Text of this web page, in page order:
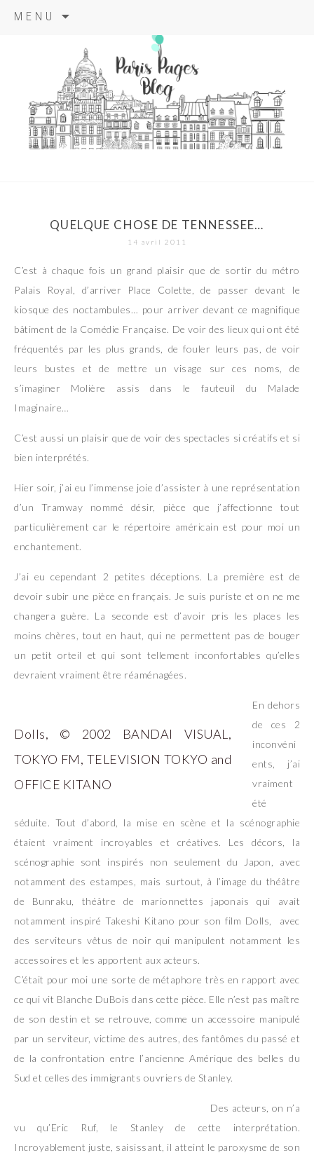
MENU
principal
paris pages
blog
QUELQUE CHOSE DE TENNESSEE…
14 avril 2011
C’est à chaque fois un grand plaisir que de sortir du métro
Palais Royal, d’arriver Place Colette, de passer devant le
kiosque des noctambules… pour arriver devant ce magnifique
bâtiment de la Comédie Française. De voir des lieux qui ont été
fréquentés par les plus grands, de fouler leurs pas, de voir
leurs bustes et de mettre un visage sur ces noms, de
s’imaginer Molière assis dans le fauteuil du Malade
Imaginaire…
C’est aussi un plaisir que de voir des spectacles si créatifs et si
bien interprétés.
Hier soir, j’ai eu l’immense joie d’assister à une représentation
d’un Tramway nommé désir, pièce que j’affectionne tout
particulièrement car le répertoire américain est pour moi un
enchantement.
J’ai eu cependant 2 petites déceptions. La première est de
devoir subir une pièce en français. Je suis puriste et on ne me
changera guère. La seconde est d’avoir pris les places les
moins chères, tout en haut, qui ne permettent pas de bouger
un petit orteil et qui sont tellement inconfortables qu’elles
devraient vraiment être réaménagées.
Dolls, © 2002 BANDAI VISUAL,
TOKYO FM, TELEVISION TOKYO and
OFFICE KITANO
En dehors
de ces 2
inconvéni
ents, j’ai
vraiment
été
séduite. Tout d’abord, la mise en scène et la scénographie
étaient vraiment incroyables et créatives. Les décors, la
scénographie sont inspirés non seulement du Japon, avec
notamment des estampes, mais surtout, à l’image du théâtre
de Bunraku, théâtre de marionnettes japonais qui avait
notamment inspiré Takeshi Kitano pour son film Dolls, avec
des serviteurs vêtus de noir qui manipulent notamment les
accessoires et les apportent aux acteurs.
C’était pour moi une sorte de métaphore très en rapport avec
ce qui vit Blanche DuBois dans cette pièce. Elle n’est pas maître
de son destin et se retrouve, comme un accessoire manipulé
par un serviteur, victime des autres, des fantômes du passé et
de la confrontation entre l’ancienne Amérique des belles du
Sud et celles des immigrants ouvriers de Stanley.
Des acteurs, on n’a
vu qu’Eric Ruf, le Stanley de cette interprétation.
Incroyablement juste, saisissant, il atteint le paroxysme de son